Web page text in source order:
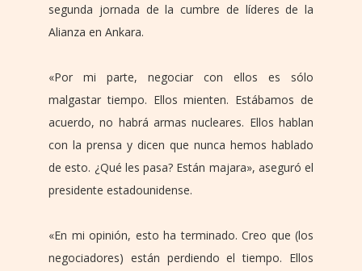
segunda jornada de la cumbre de líderes de la
Alianza en Ankara.
«Por mi parte, negociar con ellos es sólo
malgastar tiempo. Ellos mienten. Estábamos de
acuerdo, no habrá armas nucleares. Ellos hablan
con la prensa y dicen que nunca hemos hablado
de esto. ¿Qué les pasa? Están majara», aseguró el
presidente estadounidense.
«En mi opinión, esto ha terminado. Creo que (los
negociadores) están perdiendo el tiempo. Ellos